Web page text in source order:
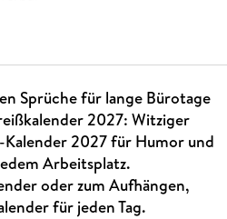
Sprüche für lange Bürotage
2027: Witziger
Kalender 2027 für Humor und
Arbeitsplatz.
oder zum Aufhängen,
für jeden Tag.